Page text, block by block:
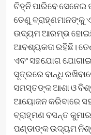
ଚିହ୍ନି ପାରିବେ
ତେଣୁ ବ୍ରାହ୍ଣମାନଙ୍କୁ
ଉଦ୍ୟମ ଆରମ୍ଭ
ଆବଶ୍ୟକତା ରହିଛି।
ଏବଂ ସହଯୋଗ
ସୂତ୍ରରେ ବାନ୍ଧି
ସମସ୍ତଙ୍କ ଆଶା ଓ
ଆୟୋଜନ କରିବାରେ
ବ୍ରାହ୍ମଣ ବସନ୍ତ
ପଣ୍ଡାଙ୍କ ଉଦ୍ୟମ